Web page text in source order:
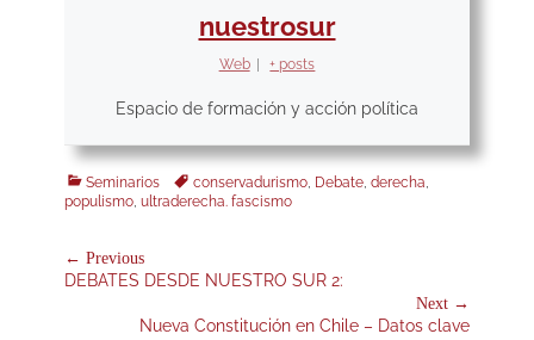
nuestrosur
Web + posts
Espacio de formación y acción política
Categories
Seminarios Tagsconservadurismo, Debate, derecha,
populismo, ultraderecha. fascismo
Navegación
de
entradas
← Previous
Previous
DEBATES DESDE NUESTRO SUR 2:
Next →
Nueva Constitución en Chile – Datos clave